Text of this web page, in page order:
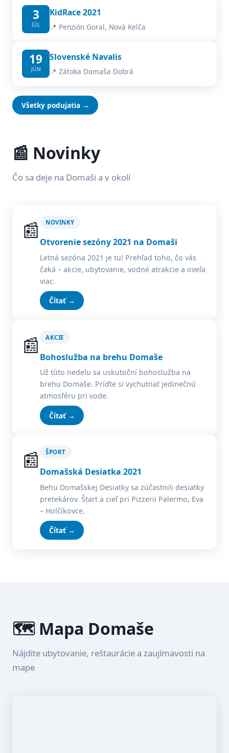
3
JÚL
KidRace 2021
📍 Penzión Goral, Nová Kelča
19
JÚN
Slovenské Navalis
📍 Zátoka Domaša Dobrá
Všetky podujatia →
📰 Novinky
Čo sa deje na Domaši a v okolí
📰 NOVINKY
Otvorenie sezóny 2021 na Domaši
Letná sezóna 2021 je tu! Prehľad toho, čo vás
čaká – akcie, ubytovanie, vodné atrakcie a oveľa
viac.
Čítať →
📰 AKCIE
Bohoslužba na brehu Domaše
Už túto nedeľu sa uskutoční bohoslužba na
brehu Domaše. Príďte si vychutnať jedinečnú
atmosféru pri vode.
Čítať →
📰 ŠPORT
Domašská Desiatka 2021
Behu Domašskej Desiatky sa zúčastnili desiatky
pretekárov. Štart a cieľ pri Pizzerii Palermo, Eva
– Holčíkovce.
Čítať →
🗺️ Mapa Domaše
Nájdite ubytovanie, reštaurácie a zaujímavosti na
mape